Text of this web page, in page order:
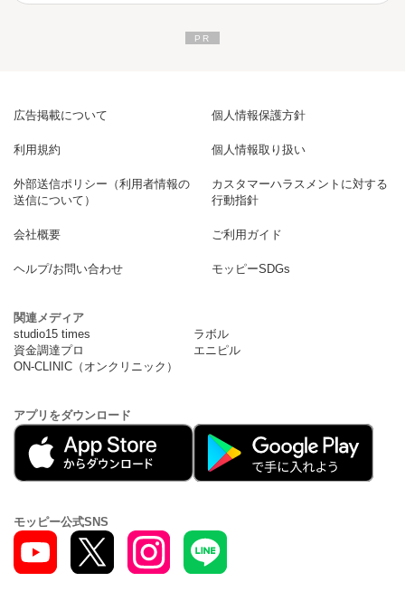
広告掲載について 個人情報保護方針
利用規約 個人情報取り扱い
外部送信ポリシー（利用者情報の
送信について）
カスタマーハラスメントに対する
行動指針
会社概要 ご利用ガイド
ヘルプ/お問い合わせ モッピーSDGs
関連メディア
studio15 times
ラボル
資金調達プロ
エニピル
ON-CLINIC（オンクリニック）
アプリをダウンロード
モッピー公式SNS